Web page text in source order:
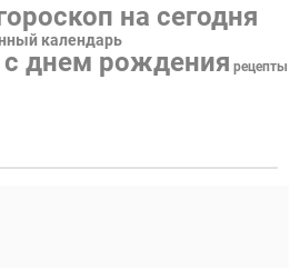
на сегодня
календарь
с днем рождения рецепты